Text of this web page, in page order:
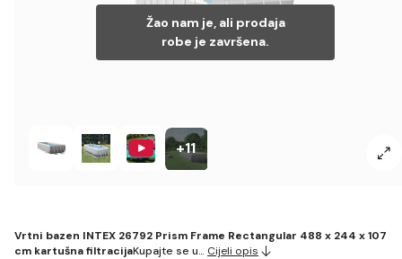
+11
Žao nam je, ali prodaja
robe je završena.
Vrtni bazen INTEX 26792 Prism Frame Rectangular 488 x 244 x 107
cm kartušna filtracijaKupajte se u… Cijeli opis